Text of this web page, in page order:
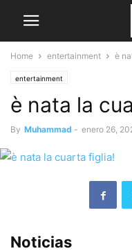
Home entertainment è
entertainment
è nata la
By Muhammad - enero 26,
Noticias